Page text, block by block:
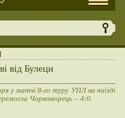
від Булеци
у матчі 8-го туру УПЛ на виїзді
Чорноморець – 4:0.